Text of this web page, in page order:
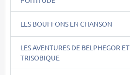
LES BOUFFONS EN CHANSON
LES AVENTURES DE BELPHEGOR ET
TRISOBIQUE